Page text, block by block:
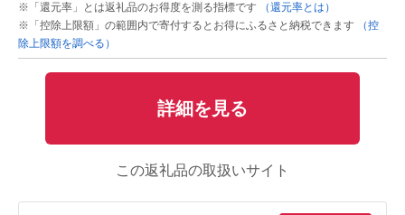
※「還元率」とは返礼品のお得度を測る指標です
（還元率とは）
※「控除上限額」の範囲内で寄付するとお得にふるさと納税できます
（控
除上限額を調べる）
詳細を見る
この返礼品の取扱いサイト